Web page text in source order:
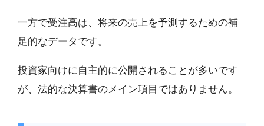
一方で受注高は、将来の売上を予測するための補
足的なデータです。
投資家向けに自主的に公開されることが多いです
が、法的な決算書のメイン項目ではありません。